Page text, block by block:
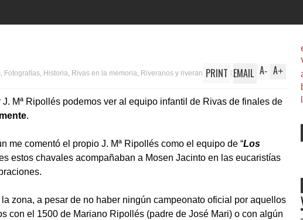
, Fotografías, Historia, Rivas en la memoria, Riveranos y riveranas 13:00:00 A+
A-
PRINT EMAIL
Mª Ripollés podemos ver al equipo infantil de Rivas de finales de
.
me comentó el propio J. Mª Ripollés como el equipo de “Los
estos chavales acompañaban a Mosen Jacinto en las eucaristías
zona, a pesar de no haber ningún campeonato oficial por aquellos
con el 1500 de Mariano Ripollés (padre de José Mari) o con algún